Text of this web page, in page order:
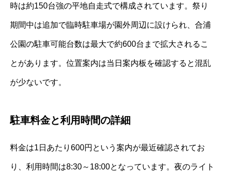
時は約150台強の平地自走式で構成されています。祭り
期間中は追加で臨時駐車場が園外周辺に設けられ、合浦
公園の駐車可能台数は最大で約600台まで拡大されるこ
とがあります。位置案内は当日案内板を確認すると混乱
が少ないです。
駐車料金と利用時間の詳細
料金は1日あたり600円という案内が最近確認されてお
り、利用時間は8:30～18:00となっています。夜のライト